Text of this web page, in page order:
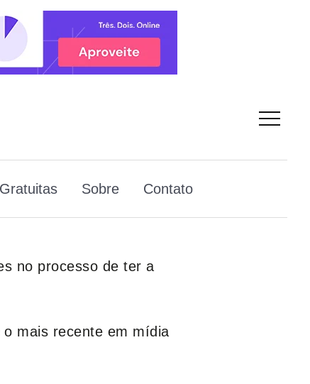
Sobre Contato
no processo de ter a
o mais recente em mídia